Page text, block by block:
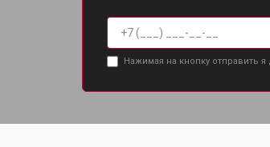
Нажимая на кнопку отправить